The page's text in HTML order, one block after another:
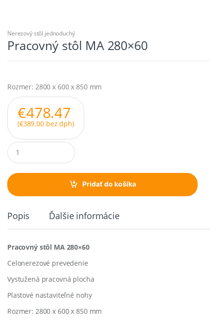
Nerezový stôl jednoduchý
Pracovný stôl MA 280×60
Rozmer: 2800 x 600 x 850 mm
€478.47
(€389.00bez dph)
Q
u
a
t
i
Pridať do košíka
Popis Ďalšie informácie
Pracovný stôl MA 280×60
Celonerezové prevedenie
Vystužená pracovná plocha
Plastové nastaviteľné nohy
Rozmer: 2800 x 600 x 850 mm